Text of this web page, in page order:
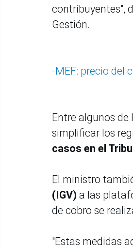
contribuyentes",
Gestión.
-MEF: precio del
Entre algunos
simplificar los
casos en el
El ministro
(IGV) a las
de cobro se
"Estas medidas